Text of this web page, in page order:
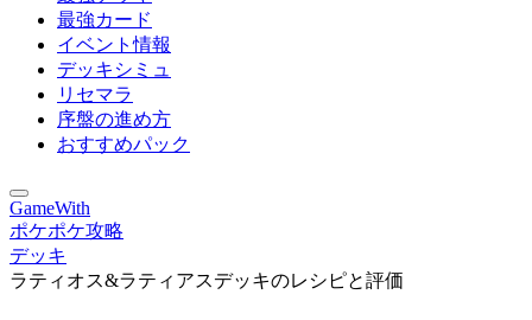
最強カード
イベント情報
デッキシミュ
リセマラ
序盤の進め方
おすすめパック
GameWith
ポケポケ攻略
デッキ
ラティオス&ラティアスデッキのレシピと評価